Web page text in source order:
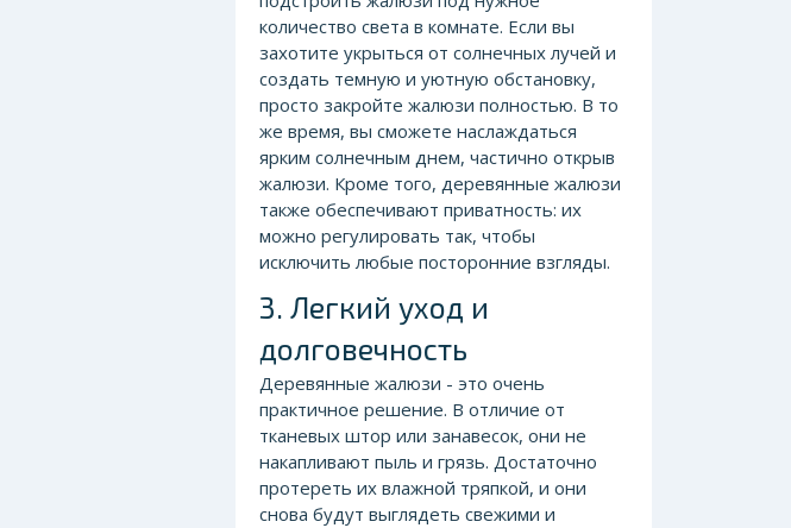
количество света в комнате. Если вы
захотите укрыться от солнечных лучей и
создать темную и уютную обстановку,
просто закройте жалюзи полностью. В то
же время, вы сможете наслаждаться
ярким солнечным днем, частично открыв
жалюзи. Кроме того, деревянные жалюзи
также обеспечивают приватность: их
можно регулировать так, чтобы
исключить любые посторонние взгляды.
3. Легкий уход и
долговечность
Деревянные жалюзи - это очень
практичное решение. В отличие от
тканевых штор или занавесок, они не
накапливают пыль и грязь. Достаточно
протереть их влажной тряпкой, и они
снова будут выглядеть свежими и